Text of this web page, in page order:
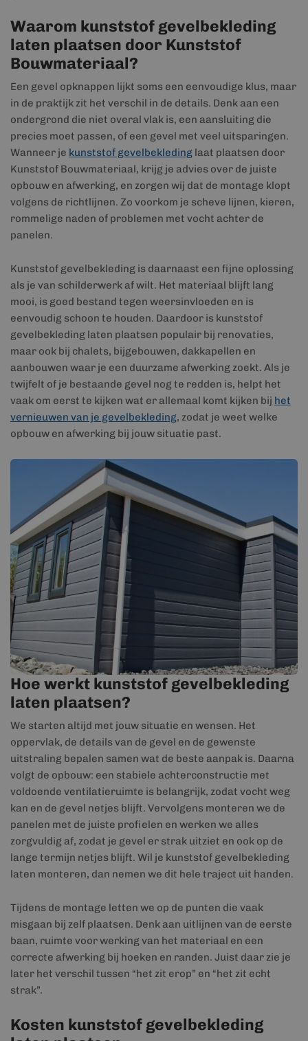
Waarom kunststof gevelbekleding
laten plaatsen door Kunststof
Bouwmateriaal?
Een gevel opknappen lijkt soms een eenvoudige klus, maar
in de praktijk zit het verschil in de details. Denk aan een
ondergrond die niet overal vlak is, een aansluiting die
precies moet passen, of een gevel met veel uitsparingen.
Wanneer je kunststof gevelbekleding laat plaatsen door
Kunststof Bouwmateriaal, krijg je advies over de juiste
opbouw en afwerking, en zorgen wij dat de montage klopt
volgens de richtlijnen. Zo voorkom je scheve lijnen, kieren,
rommelige naden of problemen met vocht achter de
panelen.
Kunststof gevelbekleding is daarnaast een fijne oplossing
als je van schilderwerk af wilt. Het materiaal blijft lang
mooi, is goed bestand tegen weersinvloeden en is
eenvoudig schoon te houden. Daardoor is kunststof
gevelbekleding laten plaatsen populair bij renovaties,
maar ook bij chalets, bijgebouwen, dakkapellen en
aanbouwen waar je een duurzame afwerking zoekt. Als je
twijfelt of je bestaande gevel nog te redden is, helpt het
vaak om eerst te kijken wat er allemaal komt kijken bij het
vernieuwen van je gevelbekleding, zodat je weet welke
opbouw en afwerking bij jouw situatie past.
Hoe werkt kunststof gevelbekleding
laten plaatsen?
We starten altijd met jouw situatie en wensen. Het
oppervlak, de details van de gevel en de gewenste
uitstraling bepalen samen wat de beste aanpak is. Daarna
volgt de opbouw: een stabiele achterconstructie met
voldoende ventilatieruimte is belangrijk, zodat vocht weg
kan en de gevel netjes blijft. Vervolgens monteren we de
panelen met de juiste profielen en werken we alles
zorgvuldig af, zodat je gevel er strak uitziet en ook op de
lange termijn netjes blijft. Wil je kunststof gevelbekleding
laten monteren, dan nemen we dit hele traject uit handen.
Tijdens de montage letten we op de punten die vaak
misgaan bij zelf plaatsen. Denk aan uitlijnen van de eerste
baan, ruimte voor werking van het materiaal en een
correcte afwerking bij hoeken en randen. Juist daar zie je
later het verschil tussen “het zit erop” en “het zit echt
strak”.
Kosten kunststof gevelbekleding